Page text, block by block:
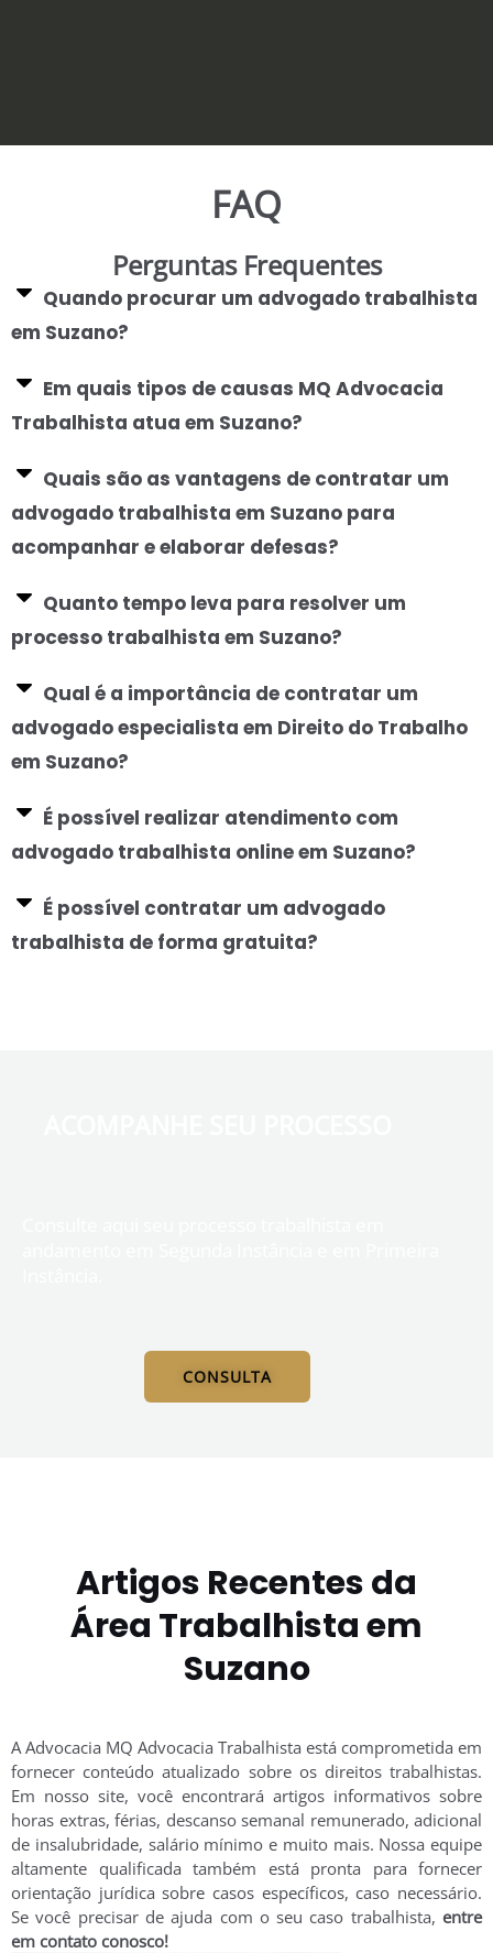
FAQ
Perguntas Frequentes
Quando procurar um advogado trabalhista
em Suzano?
Em quais tipos de causas MQ Advocacia
Trabalhista atua em Suzano?
Quais são as vantagens de contratar um
advogado trabalhista em Suzano para
acompanhar e elaborar defesas?
Quanto tempo leva para resolver um
processo trabalhista em Suzano?
Qual é a importância de contratar um
advogado especialista em Direito do Trabalho
em Suzano?
É possível realizar atendimento com
advogado trabalhista online em Suzano?
É possível contratar um advogado
trabalhista de forma gratuita?
CONSULTA
Artigos Recentes da
Área Trabalhista em
Suzano
A Advocacia MQ Advocacia Trabalhista está comprometida em
fornecer conteúdo atualizado sobre os direitos trabalhistas.
Em nosso site, você encontrará artigos informativos sobre
horas extras, férias, descanso semanal remunerado, adicional
de insalubridade, salário mínimo e muito mais. Nossa equipe
altamente qualificada também está pronta para fornecer
orientação jurídica sobre casos específicos, caso necessário.
Se você precisar de ajuda com o seu caso trabalhista, entre
em contato conosco!